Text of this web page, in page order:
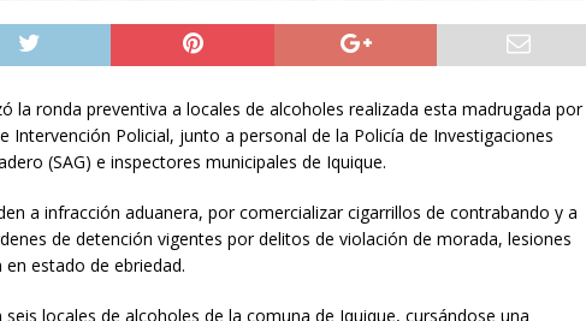
la ronda preventiva a locales de alcoholes realizada esta madrugada por
Intervención Policial, junto a personal de la Policía de Investigaciones
(SAG) e inspectores municipales de Iquique.
a infracción aduanera, por comercializar cigarrillos de contrabando y a
de detención vigentes por delitos de violación de morada, lesiones
estado de ebriedad.
locales de alcoholes de la comuna de Iquique, cursándose una